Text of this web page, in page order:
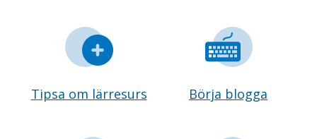
Tipsa om lärresurs Börja blogga